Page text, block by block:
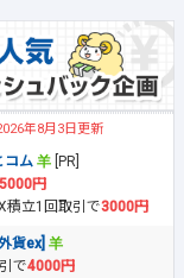
年8月3日更新
コム
[PR]
5000円
積立1回取引で3000円
貨ex]
で4000円